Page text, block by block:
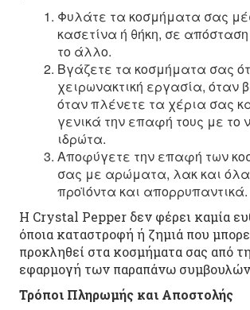
Φυλάτε τα κοσμήματα σας
κασετίνα ή θήκη, σε
το άλλο.
Βγάζετε τα κοσμήματα σας
χειρωνακτική εργασία, όταν
όταν πλένετε τα χέρια σας
γενικά την επαφή τους με το
ιδρώτα.
Αποφύγετε την επαφή των
σας με αρώματα, λακ και
προϊόντα και απορρυπαντικά.
Η Crystal Pepper δεν φέρει καμία
όποια καταστροφή ή ζημιά που
προκληθεί στα κοσμήματα σας από
εφαρμογή των παραπάνω
Τρόποι Πληρωμής και Αποστολής